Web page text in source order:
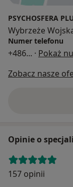
PSYCHOSFERA
Wybrzeże
Numer telefonu
+486... · Pokaż
Zobacz nasze
Opinie o
157 opinii